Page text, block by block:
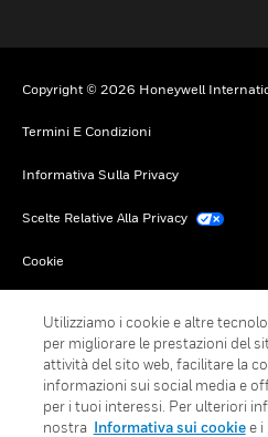
Copyright © 2026 Honeywell
Termini E Condizioni
Informativa Sulla Privacy
Scelte Relative Alla Privacy
Cookie
Utilizziamo i cookie e altre
per migliorare le prestazioni del
attività del sito web, facilitare la
informazioni sui social media e
per i tuoi interessi. Per ulteriori
nostra Informativa sui cookiee i